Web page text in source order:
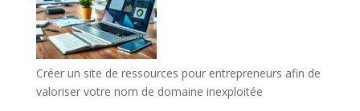
Créer un site de ressources pour entrepreneurs afin de
valoriser votre nom de domaine inexploitée